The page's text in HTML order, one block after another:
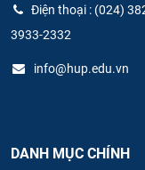
Điện thoại : (024)
3933-2332
info@hup.edu.vn
DANH MỤC CHÍNH